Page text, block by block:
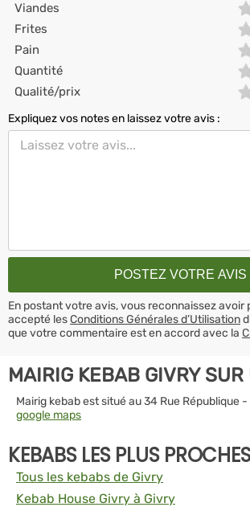
Viandes
Frites
Pain
Quantité
Qualité/prix
Expliquez vos notes en laissez votre avis :
En postant votre avis, vous reconnaissez avoir
accepté lesConditions Générales d’Utilisation
que votre commentaire est en accord avec la
MAIRIG KEBAB GIVRY
Mairig kebab est situé au 34 Rue République
google maps
KEBABS LES PLUS
Tous les kebabs de Givry
Kebab House Givry à Givry